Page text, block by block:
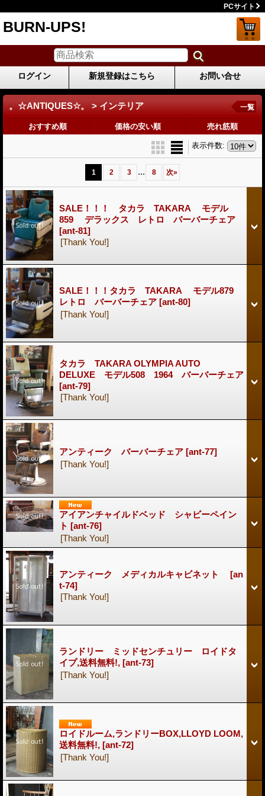
PCサイト
BURN-UPS!
ログイン 新規登録はこちら お問い合せ
。☆ANTIQUES☆。 > インテリア 一覧
おすすめ順 価格の安い順 売れ筋順
表示件数:
1 2 3 ... 8 次»
SALE！！！ タカラ TAKARA モデル
859 デラックス レトロ バーバーチェア
[ant-81]
[Thank You!]
SALE！！！タカラ TAKARA モデル879
レトロ バーバーチェア [ant-80]
[Thank You!]
タカラ TAKARA OLYMPIA AUTO
DELUXE モデル508 1964 バーバーチェア
[ant-79]
[Thank You!]
アンティーク バーバーチェア [ant-77]
[Thank You!]
アイアンチャイルドベッド シャビーペイン
ト [ant-76]
[Thank You!]
アンティーク メディカルキャビネット [an
t-74]
[Thank You!]
ランドリー ミッドセンチュリー ロイドタ
イプ,送料無料!, [ant-73]
[Thank You!]
ロイドルーム,ランドリーBOX,LLOYD LOOM,
送料無料!, [ant-72]
[Thank You!]